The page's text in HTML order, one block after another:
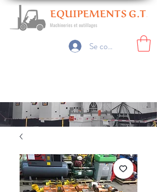
Se connecter